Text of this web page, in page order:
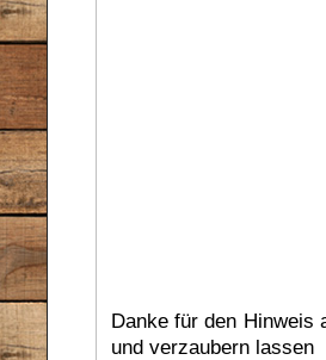
Danke für den Hinweis
und verzaubern lassen